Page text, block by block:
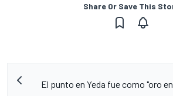
Share Or Save This
El punto en Yeda fue como "oro